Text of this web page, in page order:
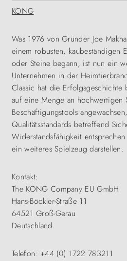
KONG
Was 1976 von Gründer Joe
einem robusten, kaubeständigen
oder Steine begann, ist nun ein
Unternehmen in der
Classic hat die Erfolgsgeschichte
auf eine Menge an hochwertigen
Beschäftigungstools
Qualitätsstandards betreffend
Widerstandsfähigkeit
ein weiteres Spielzeug darstellen.
Kontakt:
The KONG Company EU GmbH
Hans-Böckler-Straße 11
64521 Groß-Gerau
Deutschland
Telefon: +44 (0) 1722 783211